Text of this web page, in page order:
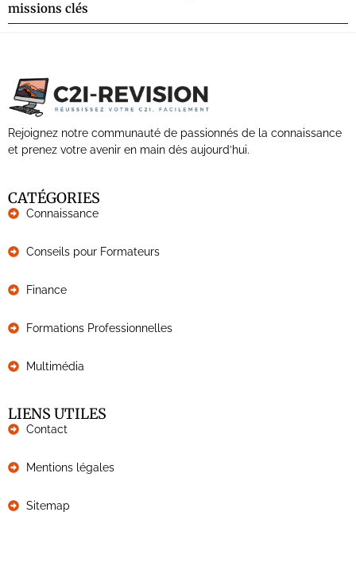
missions clés
Rejoignez notre communauté de passionnés de la connaissance
et prenez votre avenir en main dès aujourd’hui.
CATÉGORIES
Connaissance
Conseils pour Formateurs
Finance
Formations Professionnelles
Multimédia
LIENS UTILES
Contact
Mentions légales
Sitemap